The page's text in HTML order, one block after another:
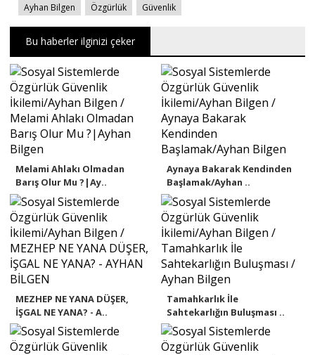
Ayhan Bilgen Özgürlük Güvenlik
Bu haberler ilginizi çeker
Melami Ahlakı Olmadan
Barış Olur Mu ?|Ay..
Aynaya Bakarak Kendinden
Başlamak/Ayhan ..
MEZHEP NE YANA DÜŞER,
İŞGAL NE YANA? - A..
Tamahkarlık İle
Sahtekarlığın Buluşması ..